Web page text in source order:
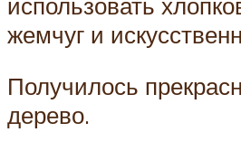
жемчуг и
Получилось
дерево.